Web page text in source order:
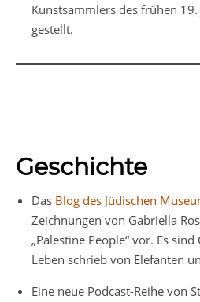
Kunstsammlers des frühen
gestellt.
Geschichte
Das Blog des Jüdischen
Zeichnungen von Gabriella
„Palestine People“ vor. Es
Leben schrieb von Elefanten
Eine neue Podcast-Reihe von